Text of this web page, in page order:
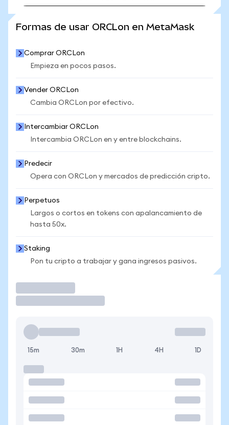
Formas de usar ORCLon en MetaMask
Comprar ORCLon
Empieza en pocos pasos.
Vender ORCLon
Cambia ORCLon por efectivo.
Intercambiar ORCLon
Intercambia ORCLon en y entre blockchains.
Predecir
Opera con ORCLon y mercados de predicción cripto.
Perpetuos
Largos o cortos en tokens con apalancamiento de
hasta 50x.
Staking
Pon tu cripto a trabajar y gana ingresos pasivos.
15m 30m 1H 4H 1D